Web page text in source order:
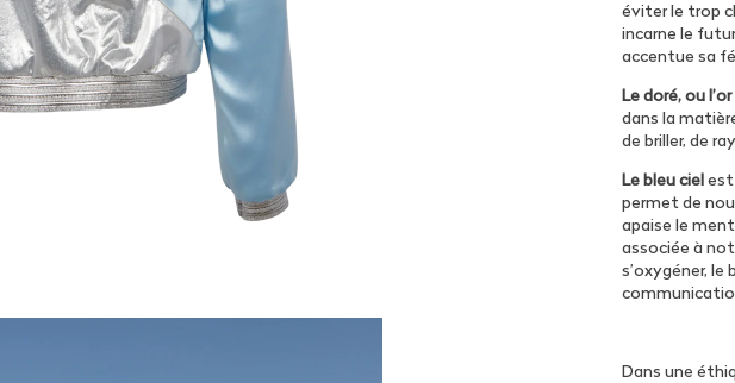
éviter le trop
incarne le
accentue sa
Le doré, ou l’or
dans la
de briller, de
Le bleu ciel est
permet de
apaise le
associée à
s’oxygéner, le
Dans une